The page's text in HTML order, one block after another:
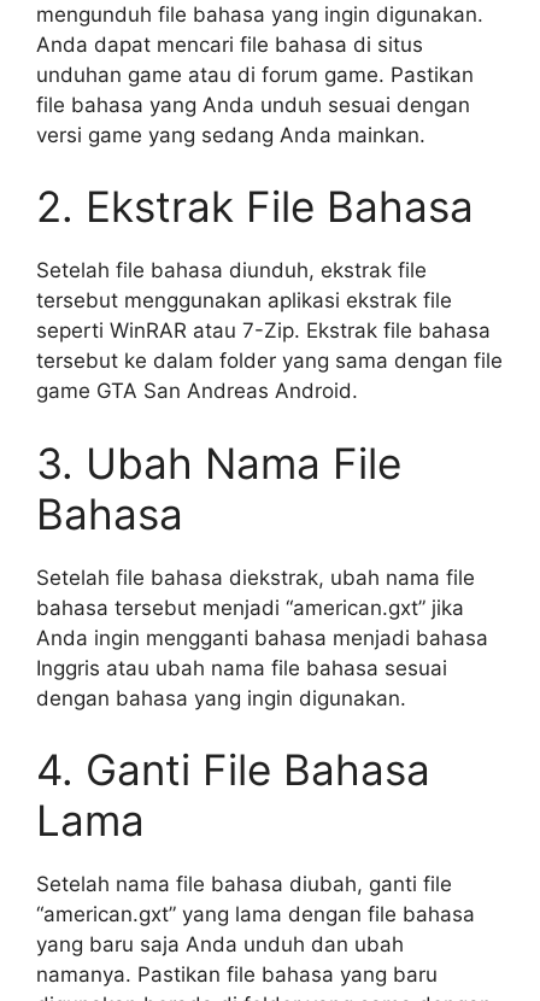
mengunduh file bahasa yang ingin digunakan.
Anda dapat mencari file bahasa di situs
unduhan game atau di forum game. Pastikan
file bahasa yang Anda unduh sesuai dengan
versi game yang sedang Anda mainkan.
2. Ekstrak File Bahasa
Setelah file bahasa diunduh, ekstrak file
tersebut menggunakan aplikasi ekstrak file
seperti WinRAR atau 7-Zip. Ekstrak file bahasa
tersebut ke dalam folder yang sama dengan file
game GTA San Andreas Android.
3. Ubah Nama File
Bahasa
Setelah file bahasa diekstrak, ubah nama file
bahasa tersebut menjadi “american.gxt” jika
Anda ingin mengganti bahasa menjadi bahasa
Inggris atau ubah nama file bahasa sesuai
dengan bahasa yang ingin digunakan.
4. Ganti File Bahasa
Lama
Setelah nama file bahasa diubah, ganti file
“american.gxt” yang lama dengan file bahasa
yang baru saja Anda unduh dan ubah
namanya. Pastikan file bahasa yang baru